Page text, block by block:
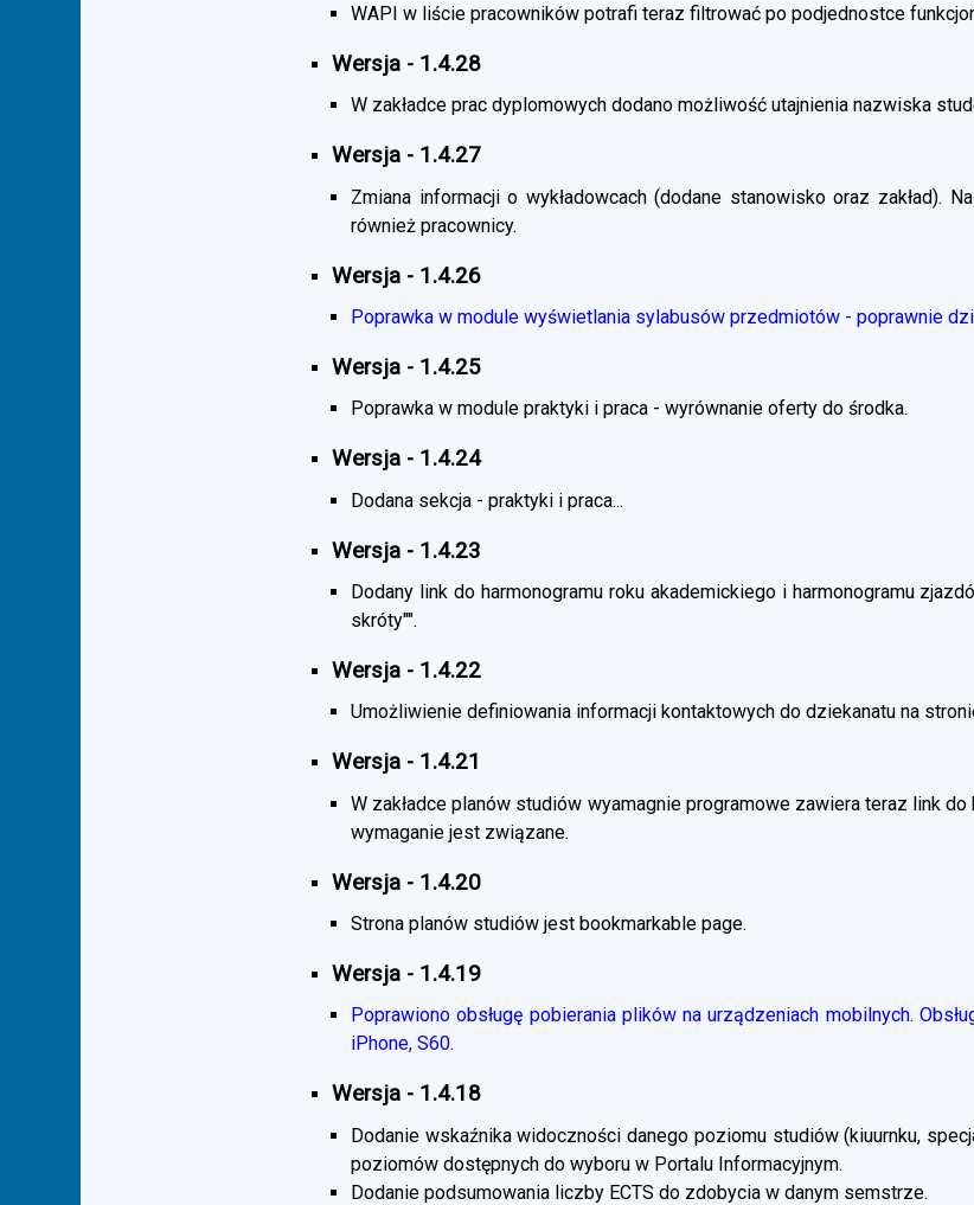
WAPI w liście pracowników potrafi teraz filtrować po podjednostce
Wersja - 1.4.28
W zakładce prac dyplomowych dodano możliwość utajnienia nazwiska
Wersja - 1.4.27
Zmiana informacji o wykładowcach (dodane stanowisko oraz zakład).
również pracownicy.
Wersja - 1.4.26
Poprawka w module wyświetlania sylabusów przedmiotów - poprawnie
Wersja - 1.4.25
Poprawka w module praktyki i praca - wyrównanie oferty do środka.
Wersja - 1.4.24
Dodana sekcja - praktyki i praca...
Wersja - 1.4.23
Dodany link do harmonogramu roku akademickiego i harmonogramu
skróty"".
Wersja - 1.4.22
Umożliwienie definiowania informacji kontaktowych do dziekanatu na
Wersja - 1.4.21
W zakładce planów studiów wyamagnie programowe zawiera teraz link
wymaganie jest związane.
Wersja - 1.4.20
Strona planów studiów jest bookmarkable page.
Wersja - 1.4.19
Poprawiono obsługę pobierania plików na urządzeniach mobilnych.
iPhone, S60.
Wersja - 1.4.18
Dodanie wskaźnika widoczności danego poziomu studiów (kiuurnku,
poziomów dostępnych do wyboru w Portalu Informacyjnym.
Dodanie podsumowania liczby ECTS do zdobycia w danym semstrze.